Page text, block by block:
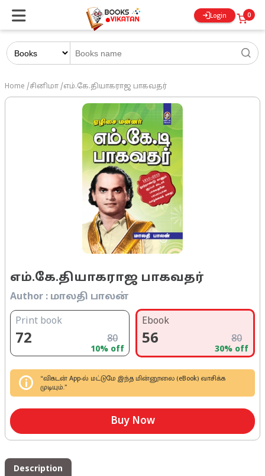
Login 0
Home /சினிமா /எம்.கே.தியாகராஜ பாகவதர்
எம்.கே.தியாகராஜ பாகவதர்
Author : மாலதி பாலன்
Print book
72 80
10% off
Ebook
56 80
30% off
“விகடன் App-ல் மட்டுமே இந்த மின்னூலை (eBook) வாசிக்க
முடியும்.”
Buy Now
Description